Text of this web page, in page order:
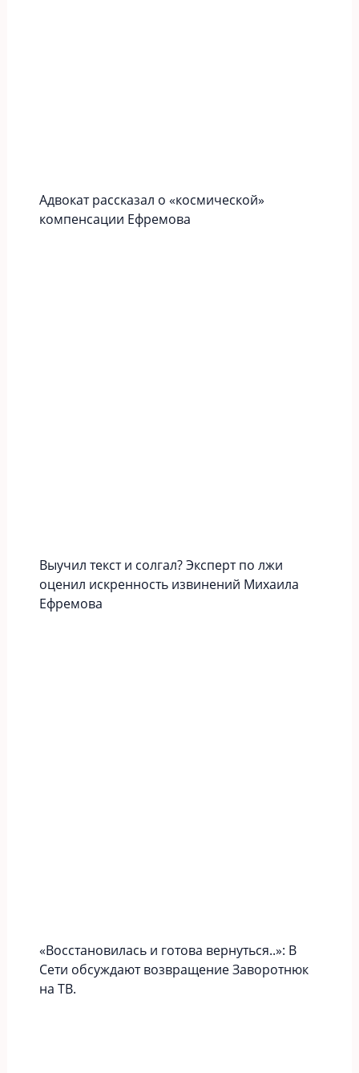
Адвокат рассказал о «космической»
компенсации Ефремова
Выучил текст и солгал? Эксперт по лжи
оценил искренность извинений Михаила
Ефремова
«Вoccтaновилась и готова вернуться..»: В
Сети обсуждают возвращение Заворотнюк
на ТВ.